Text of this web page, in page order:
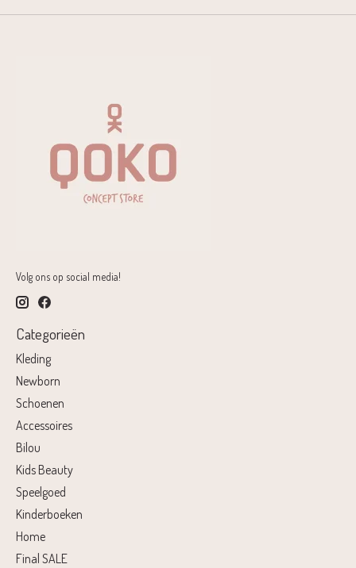
Volg ons op social media!
Categorieën
Kleding
Newborn
Schoenen
Accessoires
Bilou
Kids Beauty
Speelgoed
Kinderboeken
Home
Final SALE